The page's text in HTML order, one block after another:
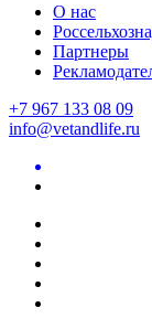
О нас
Партнеры
+7 967 133 08 09
info@vetandlife.ru